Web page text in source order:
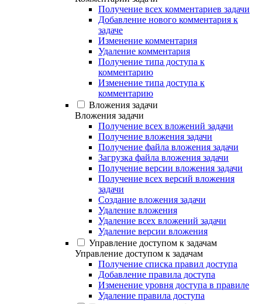
Получение всех комментариев задачи
Добавление нового комментария к
задаче
Изменение комментария
Удаление комментария
Получение типа доступа к
комментарию
Изменение типа доступа к
комментарию
Вложения задачи
Вложения задачи
Получение всех вложений задачи
Получение вложения задачи
Получение файла вложения задачи
Загрузка файла вложения задачи
Получение версии вложения задачи
Получение всех версий вложения
задачи
Создание вложения задачи
Удаление вложения
Удаление всех вложений задачи
Удаление версии вложения
Управление доступом к задачам
Управление доступом к задачам
Получение списка правил доступа
Добавление правила доступа
Изменение уровня доступа в правиле
Удаление правила доступа